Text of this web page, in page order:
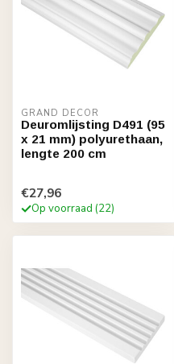
GRAND DECOR
Deuromlijsting D491 (95
x 21 mm) polyurethaan,
lengte 200 cm
€27,96
Op voorraad (22)